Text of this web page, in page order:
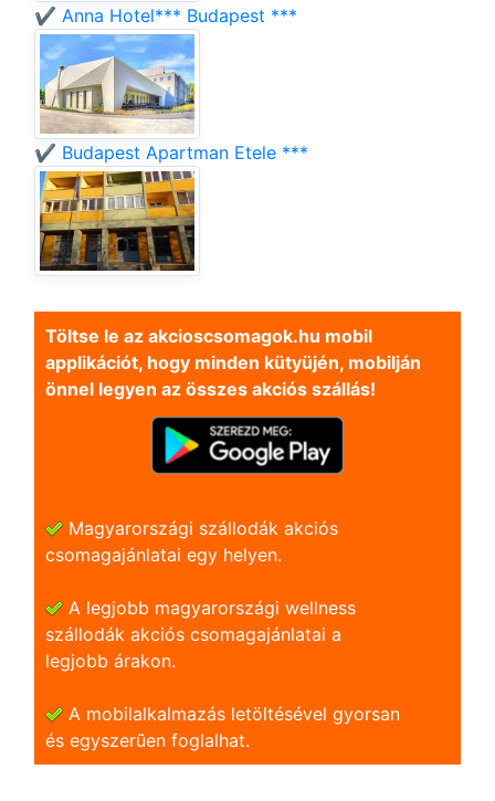
✔️ Anna Hotel*** Budapest ***
✔️ Budapest Apartman Etele ***
Töltse le az akcioscsomagok.hu mobil
applikációt, hogy minden kütyüjén, mobilján
önnel legyen az összes akciós szállás!
Magyarországi szállodák akciós
csomagajánlatai egy helyen.
A legjobb magyarországi wellness
szállodák akciós csomagajánlatai a
legjobb árakon.
A mobilalkalmazás letöltésével gyorsan
és egyszerũen foglalhat.